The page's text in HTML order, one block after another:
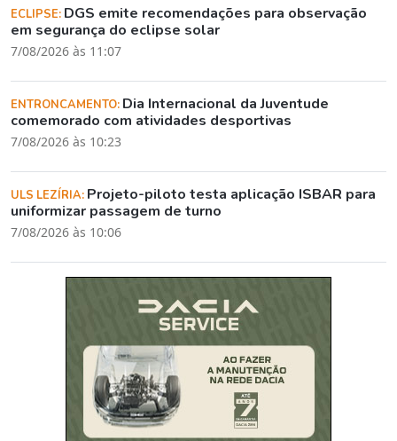
ECLIPSE: DGS emite recomendações para observação
em segurança do eclipse solar
7/08/2026 às 11:07
ENTRONCAMENTO: Dia Internacional da Juventude
comemorado com atividades desportivas
7/08/2026 às 10:23
ULS LEZÍRIA: Projeto-piloto testa aplicação ISBAR para
uniformizar passagem de turno
7/08/2026 às 10:06